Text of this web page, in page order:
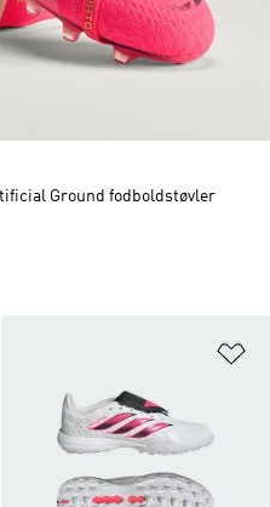
Ground fodboldstøvler